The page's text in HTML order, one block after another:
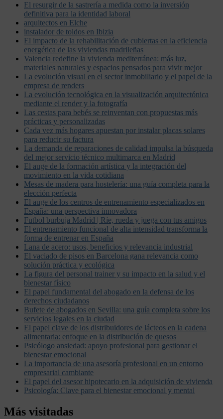
El resurgir de la sastrería a medida como la inversión
definitiva para la identidad laboral
arquitectos en Elche
instalador de toldos en Ibizia
El impacto de la rehabilitación de cubiertas en la eficiencia
energética de las viviendas madrileñas
Valencia redefine la vivienda mediterránea: más luz,
materiales naturales y espacios pensados para vivir mejor
La evolución visual en el sector inmobiliario y el papel de la
empresa de renders
La evolución tecnológica en la visualización arquitectónica
mediante el render y la fotografía
Las cestas para bebés se reinventan con propuestas más
prácticas y personalizadas
Cada vez más hogares apuestan por instalar placas solares
para reducir su factura
La demanda de reparaciones de calidad impulsa la búsqueda
del mejor servicio técnico multimarca en Madrid
El auge de la formación artística y la integración del
movimiento en la vida cotidiana
Mesas de madera para hostelería: una guía completa para la
elección perfecta
El auge de los centros de entrenamiento especializados en
España: una perspectiva innovadora
Futbol burbuja Madrid | Ríe, rueda y juega con tus amigos
El entrenamiento funcional de alta intensidad transforma la
forma de entrenar en España
Lana de acero: usos, beneficios y relevancia industrial
El vaciado de pisos en Barcelona gana relevancia como
solución práctica y ecológica
La figura del personal trainer y su impacto en la salud y el
bienestar físico
El papel fundamental del abogado en la defensa de los
derechos ciudadanos
Bufete de abogados en Sevilla: una guía completa sobre los
servicios legales en la ciudad
El papel clave de los distribuidores de lácteos en la cadena
alimentaria: enfoque en la distribución de quesos
Psicólogo ansiedad: apoyo profesional para gestionar el
bienestar emocional
La importancia de una asesoría profesional en un entorno
empresarial cambiante
El papel del asesor hipotecario en la adquisición de vivienda
Psicología: Clave para el bienestar emocional y mental
Más visitadas